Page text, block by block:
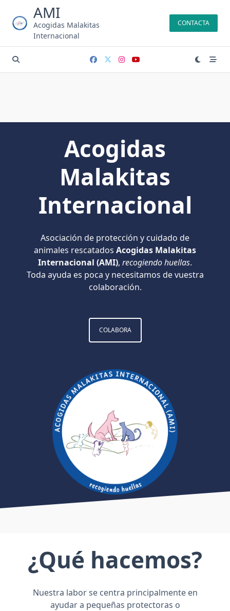
contenido
AMI
Acogidas Malakitas
Internacional
CONTACTA
Acogidas
Malakitas
Internacional
Asociación de protección y cuidado de
animales rescatados Acogidas Malakitas
Internacional (AMI), recogiendo huellas.
Toda ayuda es poca y necesitamos de vuestra
colaboración.
COLABORA
¿Qué hacemos?
Nuestra labor se centra principalmente en
ayudar a pequeñas protectoras o